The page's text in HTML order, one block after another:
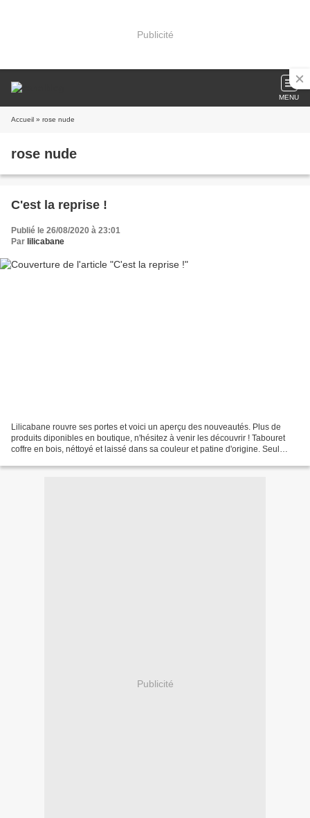
Publicité
MENU
Accueil » rose nude
rose nude
C'est la reprise !
Publié le 26/08/2020 à 23:01
Par lilicabane
Lilicabane rouvre ses portes et voici un aperçu des nouveautés. Plus de
produits diponibles en boutique, n'hésitez à venir les découvrir ! Tabouret
coffre en bois, néttoyé et laissé dans sa couleur et patine d'origine. Seul
Publicité